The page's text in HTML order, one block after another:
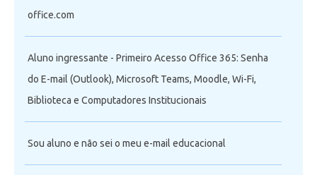
office.com
Aluno ingressante - Primeiro Acesso Office 365: Senha
do E-mail (Outlook), Microsoft Teams, Moodle, Wi-Fi,
Biblioteca e Computadores Institucionais
Sou aluno e não sei o meu e-mail educacional